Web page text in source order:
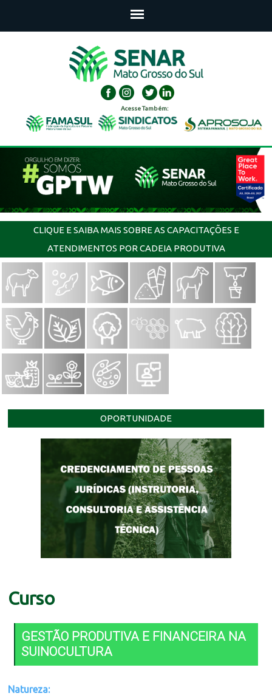
Acesse Também:
CLIQUE E SAIBA MAIS SOBRE AS CAPACITAÇÕES E
ATENDIMENTOS POR CADEIA PRODUTIVA
OPORTUNIDADE
Curso
GESTÃO PRODUTIVA E FINANCEIRA NA
SUINOCULTURA
Natureza: